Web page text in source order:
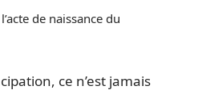
de naissance du
ce n’est jamais